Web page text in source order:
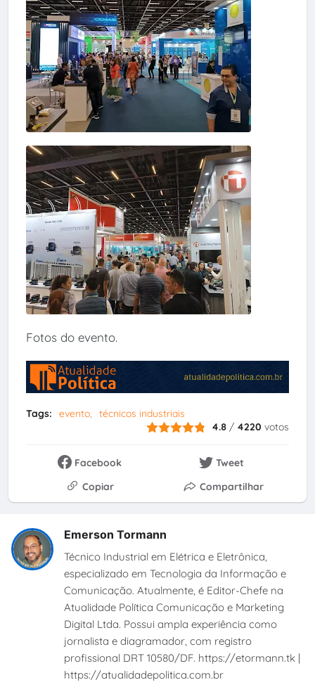
Fotos do evento.
Tags: evento
técnicos industriais
4.8 / 4220 votos
Facebook
Tweet
Copiar
Compartilhar
Emerson Tormann
Técnico Industrial em Elétrica e Eletrônica,
especializado em Tecnologia da Informação e
Comunicação. Atualmente, é Editor-Chefe na
Atualidade Política Comunicação e Marketing
Digital Ltda. Possui ampla experiência como
jornalista e diagramador, com registro
profissional DRT 10580/DF. https://etormann.tk |
https://atualidadepolitica.com.br